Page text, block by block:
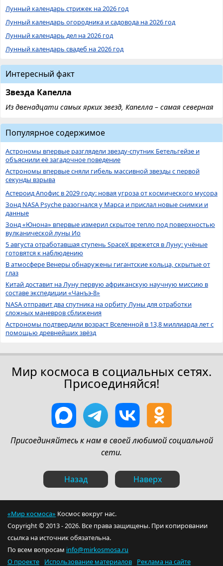
Лунный календарь стрижек на 2026 год
Лунный календарь огородника и садовода на 2026 год
Лунный календарь дел на 2026 год
Лунный календарь свадеб на 2026 год
Интересный факт
Звезда Капелла
Из двенадцати самых ярких звезд, Капелла – самая северная
Популярное содержимое
Астрономы впервые разглядели звезду-спутник Бетельгейзе и
объяснили её загадочное поведение
Астрономы впервые сняли гибель массивной звезды с первой
секунды взрыва
Астероид Апофис в 2029 году: новая угроза от космического мусора
Зонд NASA Psyche разогнался у Марса и прислал новые снимки и
данные
Зонд «Юнона» впервые измерил скрытое тепло под поверхностью
вулканической луны Ио
5 августа отработавшая ступень SpaceX врежется в Луну: учёные
готовятся к наблюдению
В атмосфере Венеры обнаружены гигантские кольца, скрытые от
глаз
Китай доставит на Луну первую африканскую научную миссию в
составе экспедиции «Чанъэ-8»
NASA отправит два спутника на орбиту Луны для отработки
сложных маневров сближения
Астрономы подтвердили возраст Вселенной в 13,8 миллиарда лет с
помощью древнейших звёзд
Мир космоса в социальных сетях.
Присоединяйся!
Присоединяйтесь к нам в своей любимой социальной
сети.
Назад Наверх
«Мир космоса» Космос вокруг нас.
Copyright © 2013 - 2026. Все права защищены. При копировании
ссылка на источник обязательна.
По всем вопросам info@mirkosmosa.ru
О проекте
Использование материалов Реклама на сайте